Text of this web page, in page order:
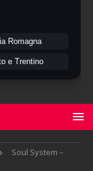
Romagna
e Trentino
Soul System –